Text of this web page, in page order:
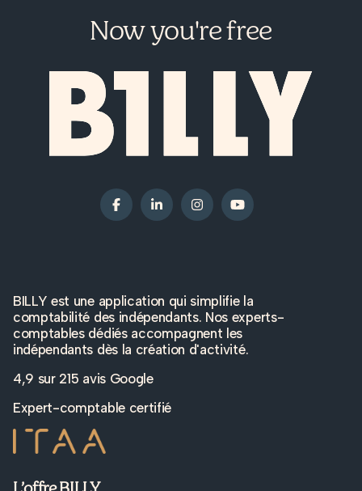
Now you're free
BILLY est une application qui simplifie la
comptabilité des indépendants. Nos experts-
comptables dédiés accompagnent les
indépendants dès la création d'activité.
4,9 sur 215 avis Google
Expert-comptable certifié